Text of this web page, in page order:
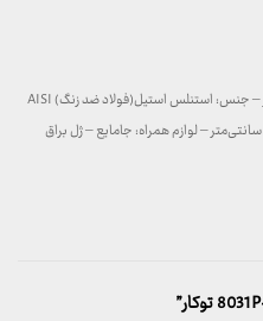
سایر توضیحات: ابعاد سینک: ۱۱۶ × ۵۲ سانتی‌متر – جنس: استنلس استیل(فولاد ضد زنگ) AISI
۳۰۴ – ضخامت ورق: ۰.۸ میلی‌متر – عمق لگن: ۲۰ سانتی‌متر – لوازم همراه: جامایع – ژل براق